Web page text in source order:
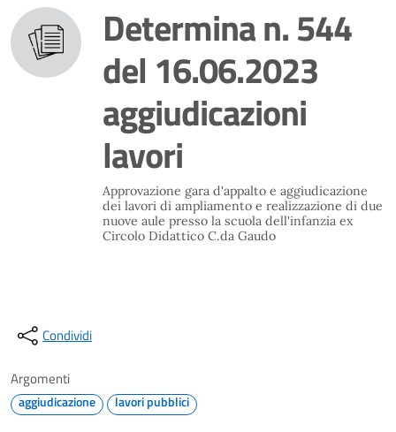
Determina n. 544
del 16.06.2023
aggiudicazioni
lavori
Approvazione gara d'appalto e aggiudicazione
dei lavori di ampliamento e realizzazione di due
nuove aule presso la scuola dell'infanzia ex
Circolo Didattico C.da Gaudo
Condividi
Argomenti
aggiudicazione lavori pubblici